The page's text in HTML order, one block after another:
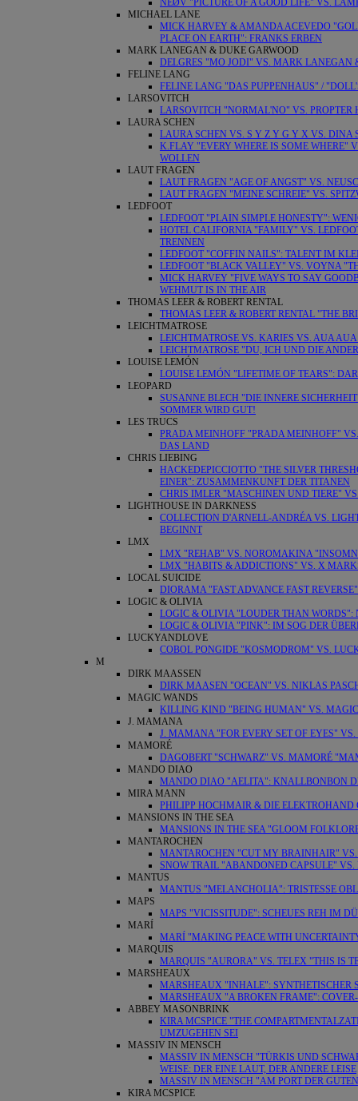
NEØV "PICTURE OF A GOOD LIFE" VS.
MICHAEL LANE
MICK HARVEY & AMANDA ACEVEDO
PLACE ON EARTH": FRANKS ERBEN
MARK LANEGAN & DUKE GARWOOD
DELGRES "MO JODI" VS. MARK LANEGAN
FELINE LANG
FELINE LANG "DAS PUPPENHAUS" /
LARSOVITCH
LARSOVITCH "NORMAL'NO" VS. PROPTER
LAURA SCHEN
LAURA SCHEN VS. S Y Z Y G Y X VS. DINA
K.FLAY "EVERY WHERE IS SOME WHERE"
WOLLEN
LAUT FRAGEN
LAUT FRAGEN "AGE OF ANGST" VS.
LAUT FRAGEN "MEINE SCHREIE" VS.
LEDFOOT
LEDFOOT "PLAIN SIMPLE HONESTY":
HOTEL CALIFORNIA "FAMILY" VS.
TRENNEN
LEDFOOT "COFFIN NAILS": TALENT IM
LEDFOOT "BLACK VALLEY" VS. VOYNA
MICK HARVEY "FIVE WAYS TO SAY
WEHMUT IS IN THE AIR
THOMAS LEER & ROBERT RENTAL
THOMAS LEER & ROBERT RENTAL "THE
LEICHTMATROSE
LEICHTMATROSE VS. KARIES VS. AUA
LEICHTMATROSE "DU, ICH UND DIE
LOUISE LEMÓN
LOUISE LEMÓN "LIFETIME OF TEARS":
LEOPARD
SUSANNE BLECH "DIE INNERE
SOMMER WIRD GUT!
LES TRUCS
PRADA MEINHOFF "PRADA MEINHOFF"
DAS LAND
CHRIS LIEBING
HACKEDEPICCIOTTO "THE SILVER
EINER": ZUSAMMENKUNFT DER TITANEN
CHRIS IMLER "MASCHINEN UND TIERE"
LIGHTHOUSE IN DARKNESS
COLLECTION D'ARNELL-ANDRÉA VS.
BEGINNT
LMX
LMX "REHAB" VS. NOROMAKINA
LMX "HABITS & ADDICTIONS" VS. X
LOCAL SUICIDE
DIORAMA "FAST ADVANCE FAST
LOGIC & OLIVIA
LOGIC & OLIVIA "LOUDER THAN WORDS":
LOGIC & OLIVIA "PINK": IM SOG DER
LUCKYANDLOVE
COBOL PONGIDE "KOSMODROM" VS.
M
DIRK MAASSEN
DIRK MAASEN "OCEAN" VS. NIKLAS
MAGIC WANDS
KILLING KIND "BEING HUMAN" VS. MAGIC
J. MAMANA
J. MAMANA "FOR EVERY SET OF EYES"
MAMORÉ
DAGOBERT "SCHWARZ" VS. MAMORÉ
MANDO DIAO
MANDO DIAO "AELITA": KNALLBONBON
MIRA MANN
PHILIPP HOCHMAIR & DIE
MANSIONS IN THE SEA
MANSIONS IN THE SEA "GLOOM
MANTAROCHEN
MANTAROCHEN "CUT MY BRAINHAIR" VS.
SNOW TRAIL "ABANDONED CAPSULE" VS.
MANTUS
MANTUS "MELANCHOLIA": TRISTESSE
MAPS
MAPS "VICISSITUDE": SCHEUES REH IM
MARÍ
MARÍ "MAKING PEACE WITH
MARQUIS
MARQUIS "AURORA" VS. TELEX "THIS IS
MARSHEAUX
MARSHEAUX "INHALE": SYNTHETISCHER
MARSHEAUX "A BROKEN FRAME":
ABBEY MASONBRINK
KIRA MCSPICE "THE
UMZUGEHEN SEI
MASSIV IN MENSCH
MASSIV IN MENSCH "TÜRKIS UND
WEISE: DER EINE LAUT, DER ANDERE LEISE
MASSIV IN MENSCH "AM PORT DER
KIRA MCSPICE